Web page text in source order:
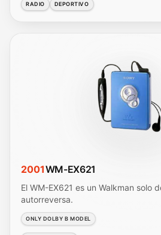
RADIO DEPORTIVO
2001WM-EX621
El WM-EX621 es un Walkman solo
autorreversa.
ONLY DOLBY B MODEL